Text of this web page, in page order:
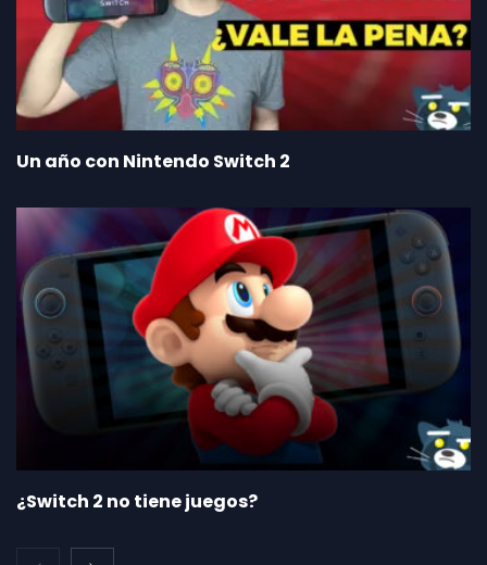
Un año con Nintendo Switch 2
¿Switch 2 no tiene juegos?